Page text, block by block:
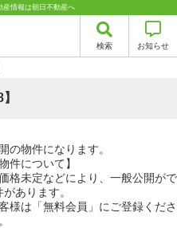
産情報は朝日不動産へ
検索 お知らせ
の物件になります。
件について】
格未定などにより、一般公開がで
あります。
様は「無料会員」にご登録くださ